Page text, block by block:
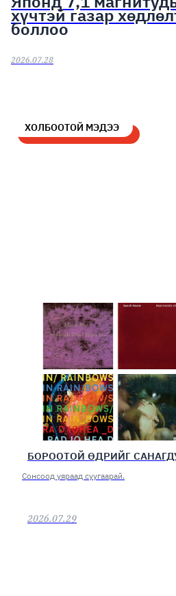
хүчтэй газар
боллоо
2026.07.28
ХОЛБООТОЙ МЭДЭЭ
БОРООТОЙ ӨДРИЙГ
Сонсоод уяраад суугаарай.
2026.07.29